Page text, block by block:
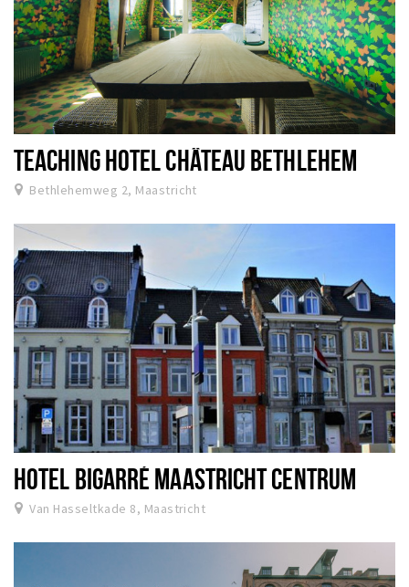
TEACHING HOTEL CHÂTEAU BETHLEHEM
Bethlehemweg 2, Maastricht
HOTEL BIGARRÉ MAASTRICHT CENTRUM
Van Hasseltkade 8, Maastricht